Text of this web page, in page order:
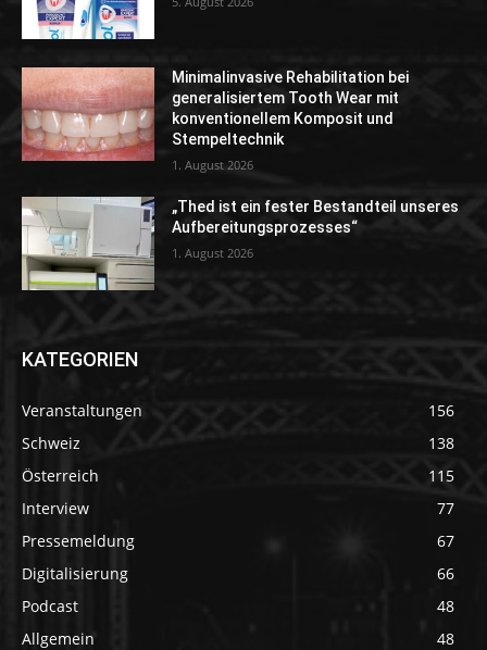
Minimalinvasive Rehabilitation bei
generalisiertem Tooth Wear mit
konventionellem Komposit und
Stempeltechnik
1. August 2026
„Thed ist ein fester Bestandteil unseres
Aufbereitungsprozesses“
1. August 2026
KATEGORIEN
Veranstaltungen
156
Schweiz
138
Österreich
115
Interview
77
Pressemeldung
67
Digitalisierung
66
Podcast
48
Allgemein
48